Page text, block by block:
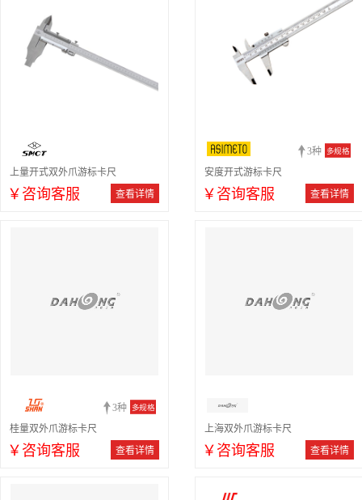
上量开式双外爪游标卡尺
￥咨询客服 查看详情
3种 多规格
安度开式游标卡尺
￥咨询客服 查看详情
3种 多规格
桂量双外爪游标卡尺
￥咨询客服 查看详情
上海双外爪游标卡尺
￥咨询客服 查看详情